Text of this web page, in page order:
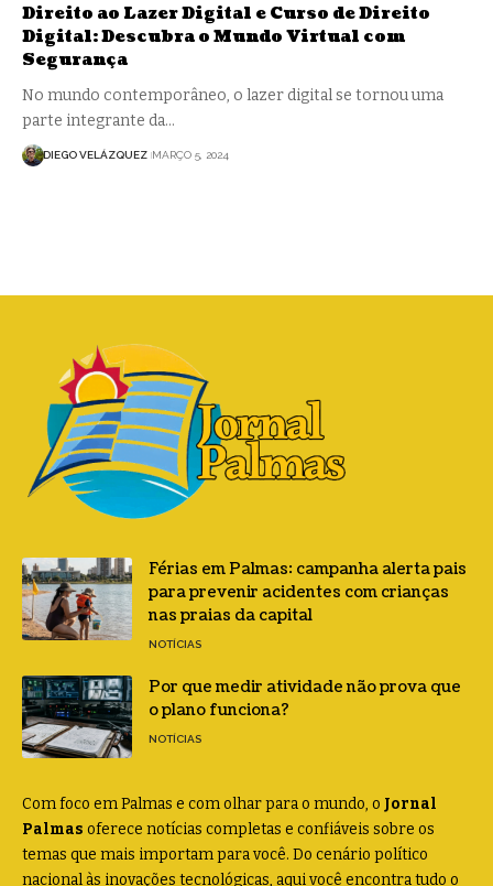
Direito ao Lazer Digital e Curso de Direito
Digital: Descubra o Mundo Virtual com
Segurança
No mundo contemporâneo, o lazer digital se tornou uma
parte integrante da…
DIEGO VELÁZQUEZ MARÇO 5, 2024
Férias em Palmas: campanha alerta pais
para prevenir acidentes com crianças
nas praias da capital
NOTÍCIAS
Por que medir atividade não prova que
o plano funciona?
NOTÍCIAS
Com foco em Palmas e com olhar para o mundo, o Jornal
Palmas oferece notícias completas e confiáveis sobre os
temas que mais importam para você. Do cenário político
nacional às inovações tecnológicas, aqui você encontra tudo o